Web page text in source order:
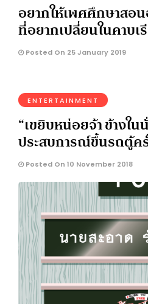
อยากให้เพศศึกษาสอ
ที่อยากเปลี่ยนในคาบเ
Posted On 25 January 2019
ENTERTAINMENT
“เขยิบหน่อยจ้า ข้างใ
ประสบการณ์ขึ้นรถตู้ค
Posted On 10 November 2018